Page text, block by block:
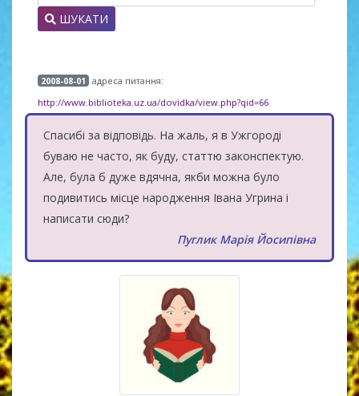
ШУКАТИ
2008-08-01
адреса питання:
http://www.biblioteka.uz.ua/dovidka/view.php?qid=66
Спасибі за відповідь. На жаль, я в Ужгороді
буваю не часто, як буду, статтю законспектую.
Але, була б дуже вдячна, якби можна було
подивитись місце народження Івана Угрина і
написати сюди?
Пуглик Марія Йосипівна